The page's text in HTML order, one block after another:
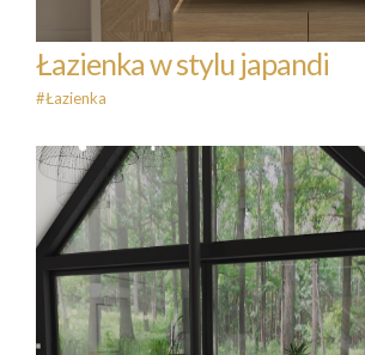
Łazienka w stylu japandi
#Łazienka